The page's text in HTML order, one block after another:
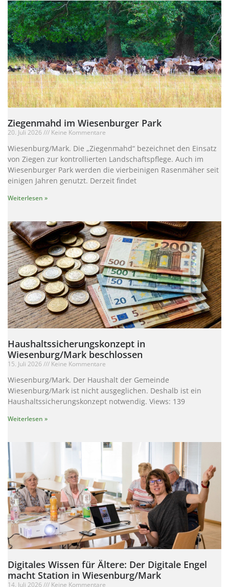
Ziegenmahd im Wiesenburger Park
20. Juli 2026 Keine Kommentare
Wiesenburg/Mark. Die „Ziegenmahd“ bezeichnet den Einsatz
von Ziegen zur kontrollierten Landschaftspflege. Auch im
Wiesenburger Park werden die vierbeinigen Rasenmäher seit
einigen Jahren genutzt. Derzeit findet
Weiterlesen »
Haushaltssicherungskonzept in
Wiesenburg/Mark beschlossen
15. Juli 2026 Keine Kommentare
Wiesenburg/Mark. Der Haushalt der Gemeinde
Wiesenburg/Mark ist nicht ausgeglichen. Deshalb ist ein
Haushaltssicherungskonzept notwendig. Views: 139
Weiterlesen »
Digitales Wissen für Ältere: Der Digitale Engel
macht Station in Wiesenburg/Mark
14. Juli 2026 Keine Kommentare